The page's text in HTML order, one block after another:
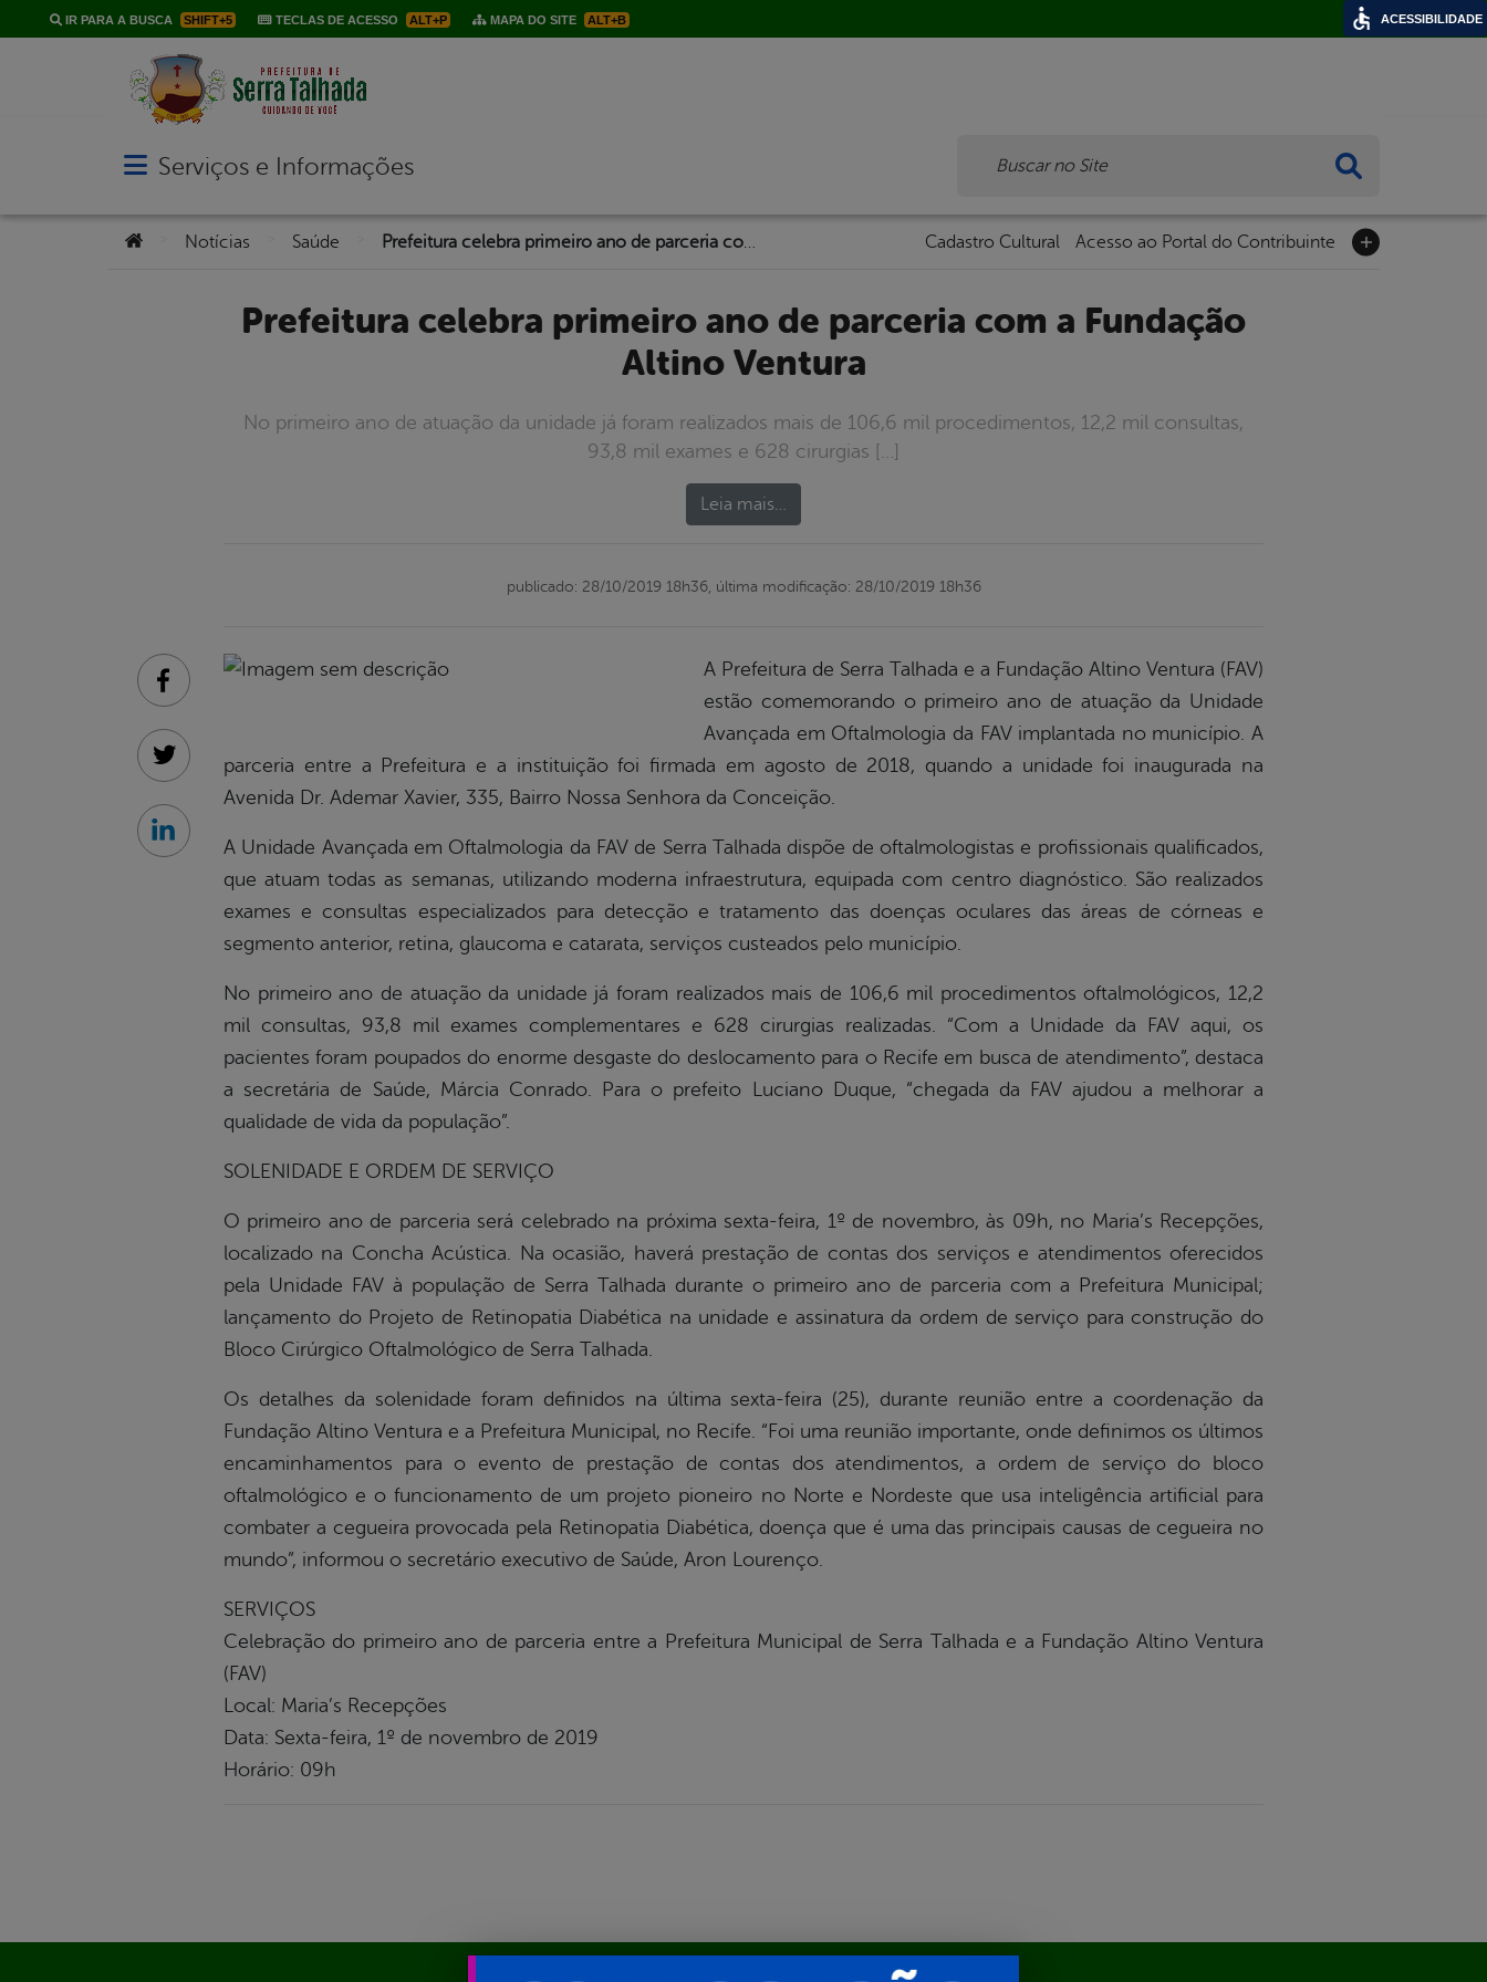
IR PARA A BUSCA SHIFT+5 TECLAS DE ACESSO ALT+P MAPA DO SITE ALT+B
Abrir menu principal de navegação
Serviços e Informações
Você está aqui:
Notícias Saúde Cadastro Cultural Acesso ao Portal do Contribuinte
Prefeitura celebra primeiro ano de parceria com a Fundação
Altino Ventura
No primeiro ano de atuação da unidade já foram realizados mais de 106,6 mil procedimentos, 12,2 mil consultas,
93,8 mil exames e 628 cirurgias […]
Leia mais…
publicado: 28/10/2019 18h36, última modificação: 28/10/2019 18h36
A Prefeitura de Serra Talhada e a Fundação Altino Ventura (FAV)
estão comemorando o primeiro ano de atuação da Unidade
Avançada em Oftalmologia da FAV implantada no município. A
parceria entre a Prefeitura e a instituição foi firmada em agosto de 2018, quando a unidade foi inaugurada na
Avenida Dr. Ademar Xavier, 335, Bairro Nossa Senhora da Conceição.
A Unidade Avançada em Oftalmologia da FAV de Serra Talhada dispõe de oftalmologistas e profissionais qualificados,
que atuam todas as semanas, utilizando moderna infraestrutura, equipada com centro diagnóstico. São realizados
exames e consultas especializados para detecção e tratamento das doenças oculares das áreas de córneas e
segmento anterior, retina, glaucoma e catarata, serviços custeados pelo município.
No primeiro ano de atuação da unidade já foram realizados mais de 106,6 mil procedimentos oftalmológicos, 12,2
mil consultas, 93,8 mil exames complementares e 628 cirurgias realizadas. “Com a Unidade da FAV aqui, os
pacientes foram poupados do enorme desgaste do deslocamento para o Recife em busca de atendimento”, destaca
a secretária de Saúde, Márcia Conrado. Para o prefeito Luciano Duque, “chegada da FAV ajudou a melhorar a
qualidade de vida da população”.
SOLENIDADE E ORDEM DE SERVIÇO
O primeiro ano de parceria será celebrado na próxima sexta-feira, 1º de novembro, às 09h, no Maria’s Recepções,
localizado na Concha Acústica. Na ocasião, haverá prestação de contas dos serviços e atendimentos oferecidos
pela Unidade FAV à população de Serra Talhada durante o primeiro ano de parceria com a Prefeitura Municipal;
lançamento do Projeto de Retinopatia Diabética na unidade e assinatura da ordem de serviço para construção do
Bloco Cirúrgico Oftalmológico de Serra Talhada.
Os detalhes da solenidade foram definidos na última sexta-feira (25), durante reunião entre a coordenação da
Fundação Altino Ventura e a Prefeitura Municipal, no Recife. “Foi uma reunião importante, onde definimos os últimos
encaminhamentos para o evento de prestação de contas dos atendimentos, a ordem de serviço do bloco
oftalmológico e o funcionamento de um projeto pioneiro no Norte e Nordeste que usa inteligência artificial para
combater a cegueira provocada pela Retinopatia Diabética, doença que é uma das principais causas de cegueira no
mundo”, informou o secretário executivo de Saúde, Aron Lourenço.
SERVIÇOS
Celebração do primeiro ano de parceria entre a Prefeitura Municipal de Serra Talhada e a Fundação Altino Ventura
(FAV)
Local: Maria’s Recepções
Data: Sexta-feira, 1º de novembro de 2019
Horário: 09h
Facebook
Twitter
Linkedin
ACESSIBILIDADE